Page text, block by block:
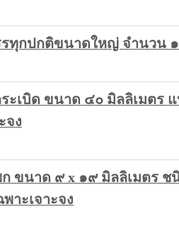
รทุกปกติขนาดใหญ่ จำนวน
ะเบิด ขนาด ๔๐ มิลลิเมตร
จง
ขนาด ๙ x ๑๙ มิลลิเมตร ช
าะเจาะจง